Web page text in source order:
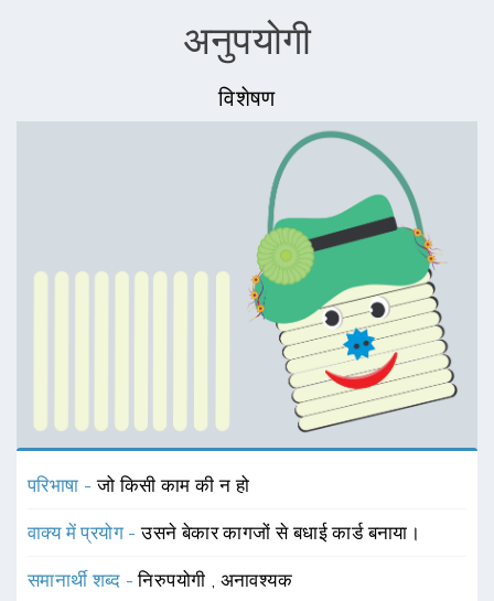
अनुपयोगी
विशेषण
परिभाषा -जो किसी काम की न हो
वाक्य में प्रयोग -उसने बेकार कागजों से बधाई कार्ड बनाया।
समानार्थी शब्द -निरुपयोगी अनावश्यक